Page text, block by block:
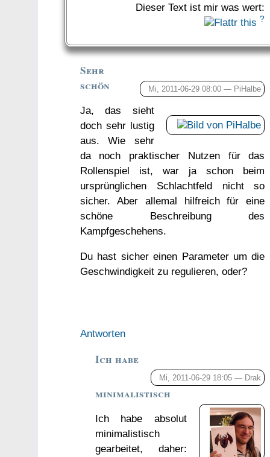
Dieser Text ist mir was wert:
?
Mi, 2011-06-29 08:00 — PiHalbe
Sehr
schön
Ja, das sieht
doch sehr lustig
aus. Wie sehr
da noch praktischer Nutzen für das
Rollenspiel ist, war ja schon beim
ursprünglichen Schlachtfeld nicht so
sicher. Aber allemal hilfreich für eine
schöne Beschreibung des
Kampfgeschehens.
Du hast sicher einen Parameter um die
Geschwindigkeit zu regulieren, oder?
Antworten
Mi, 2011-06-29 18:05 — Drak
Ich habe
minimalistisch
Ich habe absolut
minimalistisch
gearbeitet, daher: